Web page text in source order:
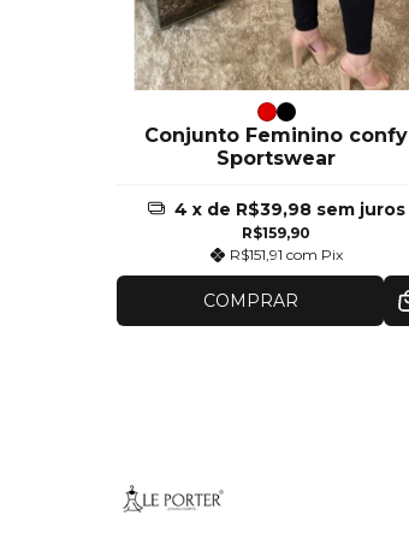
Conjunto Feminino confy
Sportswear
R$159,90
R$151,91 com Pix
4 x de R$39,98 sem juros
COMPRAR